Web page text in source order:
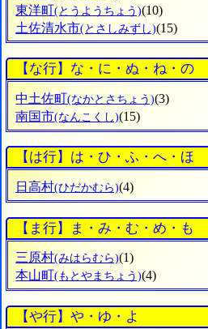
東洋町(とうようちょう)(10)
土佐清水市(とさしみずし)(15)
【な行】な・に・ぬ・ね・の
中土佐町(なかとさちょう)(3)
南国市(なんこくし)(15)
【は行】は・ひ・ふ・へ・ほ
日高村(ひだかむら)(4)
【ま行】ま・み・む・め・も
三原村(みはらむら)(1)
本山町(もとやまちょう)(4)
【や行】や・ゆ・よ